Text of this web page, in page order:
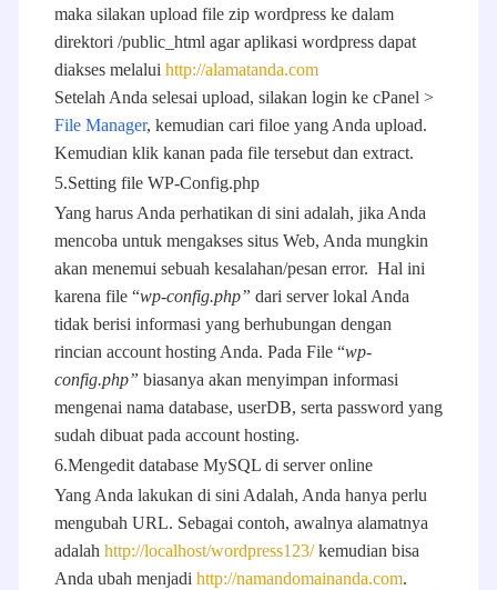
maka silakan upload file zip wordpress ke dalam
direktori /public_html agar aplikasi wordpress dapat
diakses melalui http://alamatanda.com
Setelah Anda selesai upload, silakan login ke cPanel >
File Manager, kemudian cari filoe yang Anda upload.
Kemudian klik kanan pada file tersebut dan extract.
5.Setting file WP-Config.php
Yang harus Anda perhatikan di sini adalah, jika Anda
mencoba untuk mengakses situs Web, Anda mungkin
akan menemui sebuah kesalahan/pesan error. Hal ini
karena file “wp-config.php” dari server lokal Anda
tidak berisi informasi yang berhubungan dengan
rincian account hosting Anda. Pada File “wp-
config.php” biasanya akan menyimpan informasi
mengenai nama database, userDB, serta password yang
sudah dibuat pada account hosting.
6.Mengedit database MySQL di server online
Yang Anda lakukan di sini Adalah, Anda hanya perlu
mengubah URL. Sebagai contoh, awalnya alamatnya
adalah http://localhost/wordpress123/kemudian bisa
Anda ubah menjadi http://namandomainanda.com.